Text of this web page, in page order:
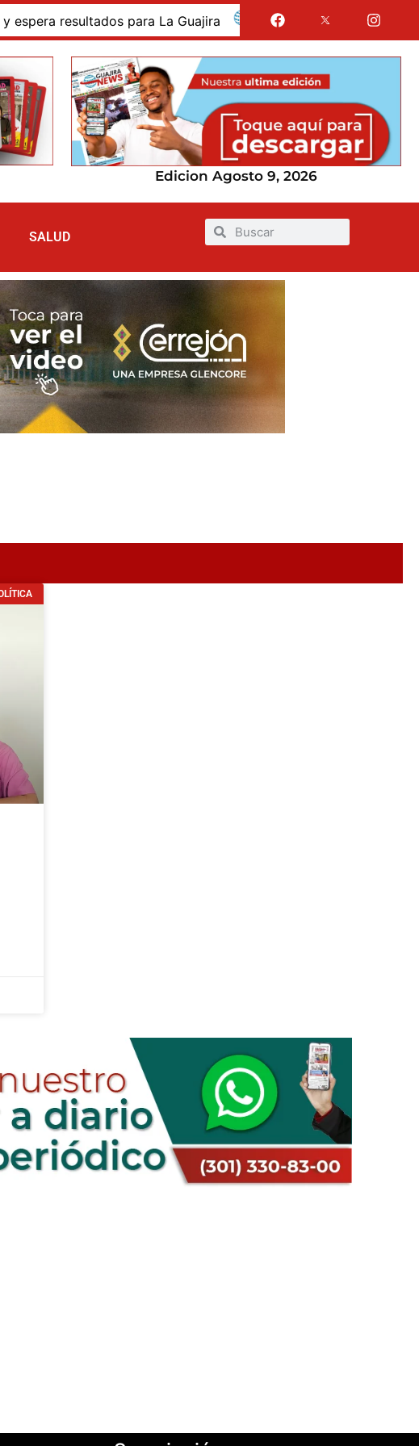
para La Guajira La Guajira fue presentada como
Edicion Agosto 9, 2026
SALUD